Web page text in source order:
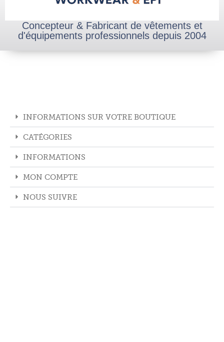
Concepteur & Fabricant de vêtements et
d'équipements professionnels depuis 2004
INFORMATIONS SUR VOTRE BOUTIQUE
CATÉGORIES
INFORMATIONS
MON COMPTE
NOUS SUIVRE